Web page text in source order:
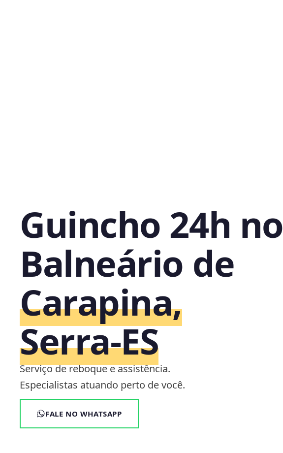
Guincho 24h no
Balneário de
Carapina,
Serra‑ES
Serviço de reboque e assistência.
Especialistas atuando perto de você.
FALE NO WHATSAPP